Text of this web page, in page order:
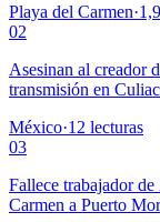
Playa del Carmen·
02
Asesinan al creador
transmisión en
México·12 lecturas
03
Fallece trabajador
Carmen a Puerto